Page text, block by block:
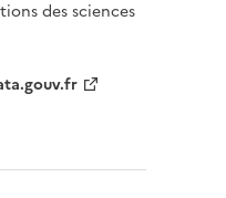
des sciences